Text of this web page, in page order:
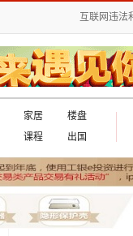
互联网违法
家居
楼盘
课程 出国